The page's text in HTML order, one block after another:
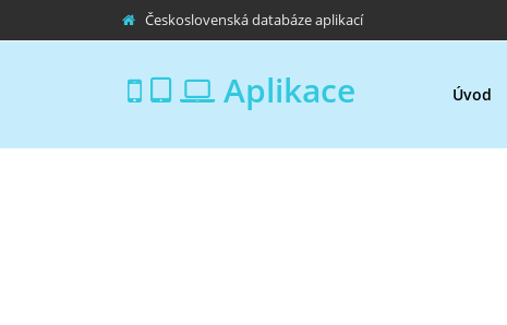
Československá databáze aplikací
Aplikace Úvod